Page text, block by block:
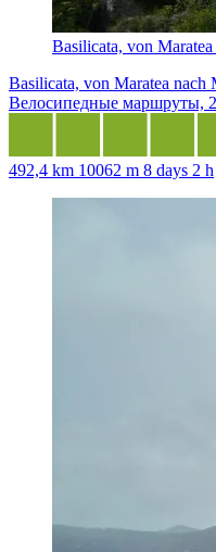
Basilicata, von
Basilicata, von Maratea nach
Велосипедные маршруты,
492,4 km 10062 m 8 days 2 h